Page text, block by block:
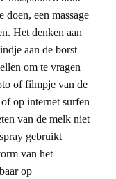
een massage
Het denken aan
aan de borst
om te vragen
of filmpje van de
op internet surfen
van de melk niet
gebruikt
van het
op